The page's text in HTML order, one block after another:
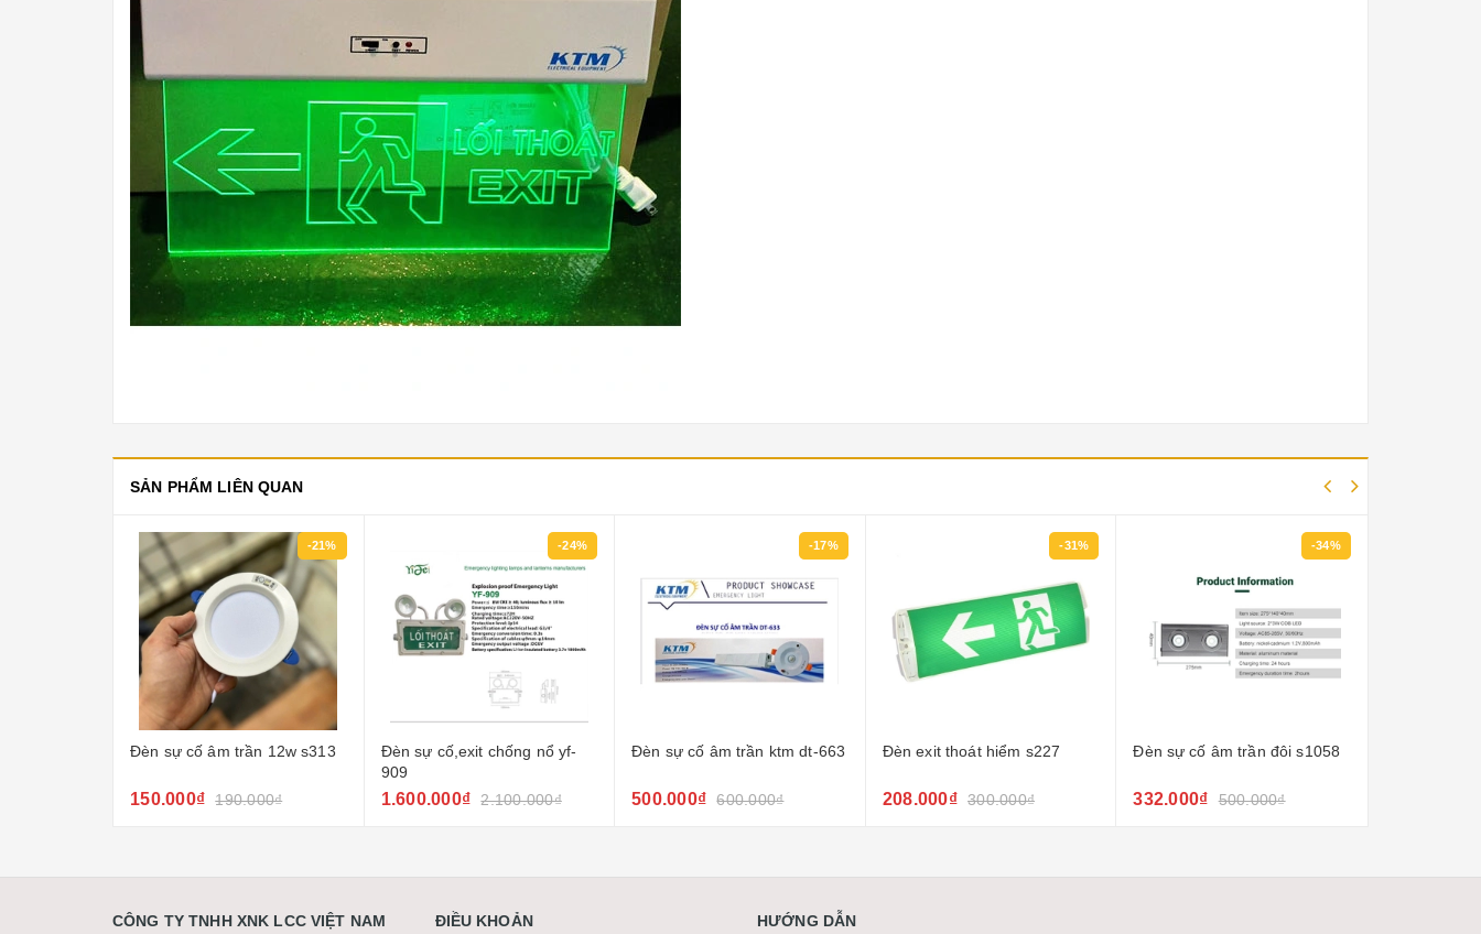
SẢN PHẨM LIÊN QUAN
-24%
Đèn sự cố,exit chống nổ yf-
1.600.000₫ 2.100.000₫
-17%
Đèn sự cố âm trần ktm dt-663
500.000₫ 600.000₫
-31%
Đèn exit thoát hiểm s227
208.000₫ 300.000₫
-34%
Đèn sự cố âm trần đôi s1058
332.000₫ 500.000₫
-18%
Đèn exit cao cấp ss503
230.000₫ 280.000₫
CÔNG TY TNHH XNK LCC VIỆT NAM ĐIỀU KHOẢN HƯỚNG DẪN